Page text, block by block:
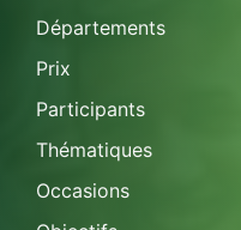
Départements
Prix
Participants
Thématiques
Occasions